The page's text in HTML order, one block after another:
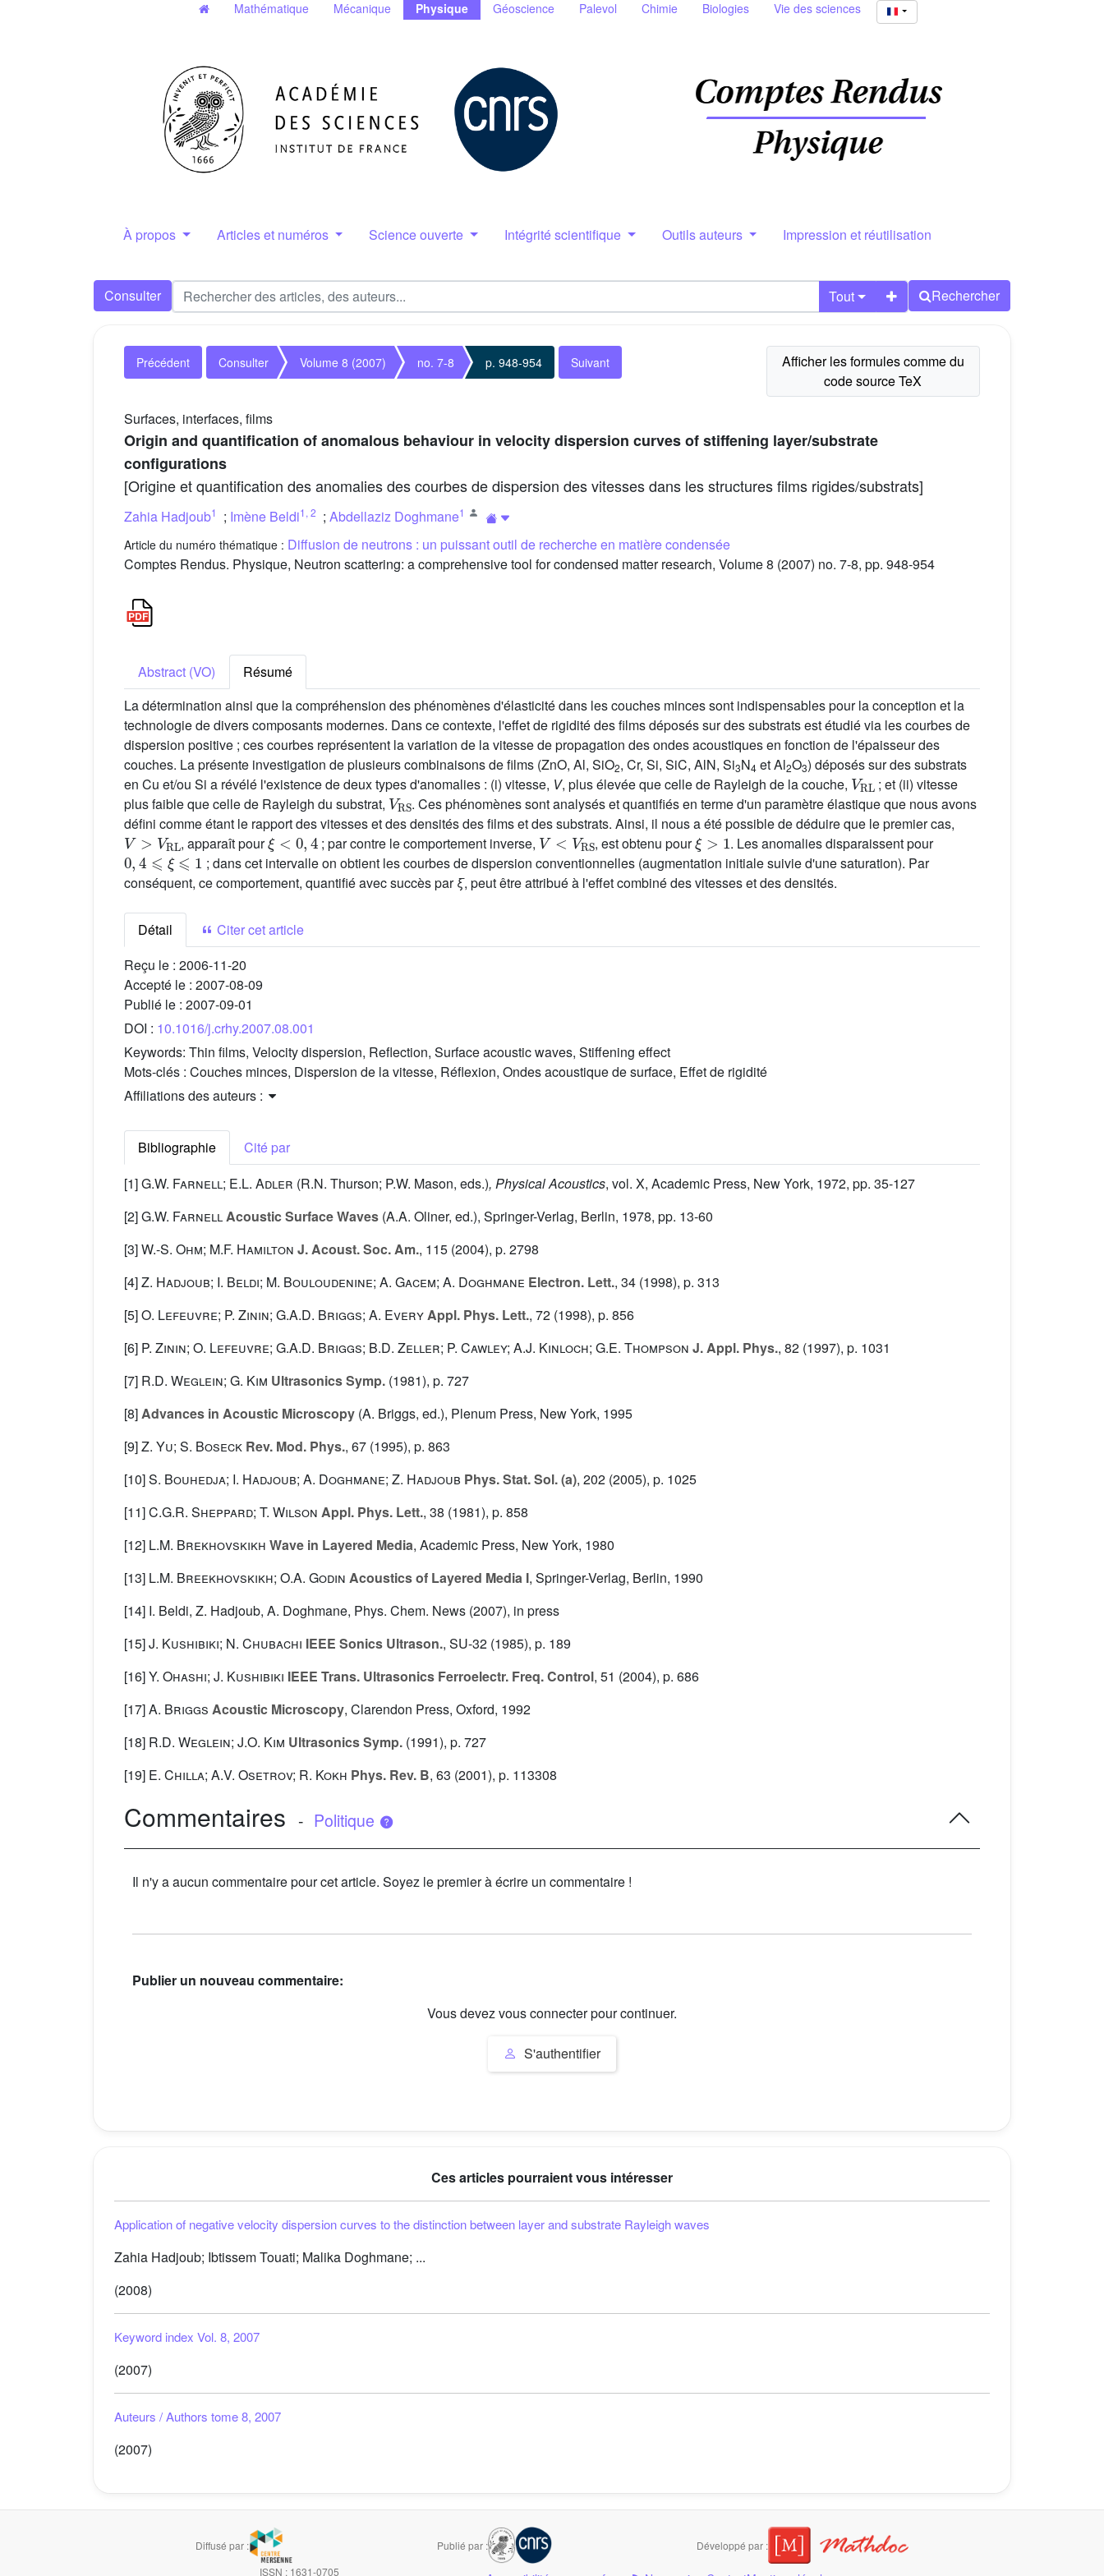
Mathématique Mécanique Physique Géoscience Palevol Chimie Biologies Vie des sciences
À propos Articles et numéros Science ouverte Intégrité scientifique Outils auteurs Impression et réutilisation
Consulter Tout Rechercher
Précédent Consulter Volume 8 (2007) no. 7-8 p. 948-954 Suivant
Surfaces, interfaces, films
Origin and quantification of anomalous behaviour in velocity dispersion curves of stiffening layer/substrate
configurations
[Origine et quantification des anomalies des courbes de dispersion des vitesses dans les structures films rigides/substrats]
Zahia Hadjoub1 ; Imène Beldi1 , 2 ; Abdellaziz Doghmane1
Article du numéro thématique : Diffusion de neutrons : un puissant outil de recherche en matière condensée
Comptes Rendus. Physique, Neutron scattering: a comprehensive tool for condensed matter research, Volume 8 (2007) no. 7-8, pp. 948-954
Abstract (VO)
Résumé
La détermination ainsi que la compréhension des phénomènes d'élasticité dans les couches minces sont indispensables pour la conception et la
technologie de divers composants modernes. Dans ce contexte, l'effet de rigidité des films déposés sur des substrats est étudié via les courbes de
dispersion positive ; ces courbes représentent la variation de la vitesse de propagation des ondes acoustiques en fonction de l'épaisseur des
couches. La présente investigation de plusieurs combinaisons de films (ZnO, Al, SiO2, Cr, Si, SiC, AlN, Si3N4 et Al2O3) déposés sur des substrats
en Cu et/ou Si a révélé l'existence de deux types d'anomalies : (i) vitesse, V, plus élevée que celle de Rayleigh de la couche,
VRL
; et (ii) vitesse
plus faible que celle de Rayleigh du substrat,
VRS
. Ces phénomènes sont analysés et quantifiés en terme d'un paramètre élastique que nous avons
défini comme étant le rapport des vitesses et des densités des films et des substrats. Ainsi, il nous a été possible de déduire que le premier cas,
V>VRL
, apparaît pour
ξ<0,4
; par contre le comportement inverse,
V<VRS
, est obtenu pour
ξ>1
. Les anomalies disparaissent pour
0 4⩽ ξ⩽1
; dans cet intervalle on obtient les courbes de dispersion conventionnelles (augmentation initiale suivie d'une saturation). Par
conséquent, ce comportement, quantifié avec succès parξ, peut être attribué à l'effet combiné des vitesses et des densités.
Détail
Citer cet article
Reçu le : 2006-11-20
Accepté le : 2007-08-09
Publié le : 2007-09-01
DOI : 10.1016/j.crhy.2007.08.001
Keywords: Thin films, Velocity dispersion, Reflection, Surface acoustic waves, Stiffening effect
Mots-clés : Couches minces, Dispersion de la vitesse, Réflexion, Ondes acoustique de surface, Effet de rigidité
Affiliations des auteurs :
Bibliographie
Cité par
[1]G.W. Farnell; E.L. Adler (R.N. Thurson; P.W. Mason, eds.), Physical Acoustics, vol. X, Academic Press, New York, 1972, pp. 35-127
[2]G.W. FarnellAcoustic Surface Waves (A.A. Oliner, ed.), Springer-Verlag, Berlin, 1978, pp. 13-60
[3]W.-S. Ohm; M.F. Hamilton J. Acoust. Soc. Am., 115 (2004), p. 2798
[4]Z. Hadjoub; I. Beldi; M. Bouloudenine; A. Gacem; A. Doghmane Electron. Lett., 34 (1998), p. 313
[5]O. Lefeuvre; P. Zinin; G.A.D. Briggs; A. EveryAppl. Phys. Lett., 72 (1998), p. 856
[6] P. Zinin; O. Lefeuvre; G.A.D. Briggs; B.D. Zeller; P. Cawley; A.J. Kinloch; G.E. Thompson J. Appl. Phys., 82 (1997), p. 1031
[7] R.D. Weglein; G. Kim Ultrasonics Symp. (1981), p. 727
[8]Advances in Acoustic Microscopy (A. Briggs, ed.), Plenum Press, New York, 1995
[9]Z. Yu; S. Boseck Rev. Mod. Phys., 67 (1995), p. 863
[10]S. Bouhedja; I. Hadjoub; A. Doghmane; Z. Hadjoub Phys. Stat. Sol. (a), 202 (2005), p. 1025
[11]C.G.R. Sheppard; T. Wilson Appl. Phys. Lett., 38 (1981), p. 858
[12] L.M. Brekhovskikh Wave in Layered Media, Academic Press, New York, 1980
[13] L.M. Breekhovskikh; O.A. Godin Acoustics of Layered Media I, Springer-Verlag, Berlin, 1990
[14] I. Beldi, Z. Hadjoub, A. Doghmane, Phys. Chem. News (2007), in press
[15]J. Kushibiki; N. Chubachi IEEE Sonics Ultrason., SU-32 (1985), p. 189
[16]Y. Ohashi; J. Kushibiki IEEE Trans. Ultrasonics Ferroelectr. Freq. Control, 51 (2004), p. 686
[17]A. Briggs Acoustic Microscopy, Clarendon Press, Oxford, 1992
[18] R.D. Weglein; J.O. Kim Ultrasonics Symp. (1991), p. 727
[19] E. Chilla; A.V. Osetrov; R. Kokh Phys. Rev. B, 63 (2001), p. 113308
Commentaires - Politique
Il n'y a aucun commentaire pour cet article. Soyez le premier à écrire un commentaire !
Publier un nouveau commentaire:
Vous devez vous connecter pour continuer.
S'authentifier
Ces articles pourraient vous intéresser
Application of negative velocity dispersion curves to the distinction between layer and substrate Rayleigh waves
Zahia Hadjoub; Ibtissem Touati; Malika Doghmane; ...
(2008)
Keyword index Vol. 8, 2007
(2007)
Auteurs / Authors tome 8, 2007
(2007)
Diffusé par : Publié par :
Développé par :
ISSN : 1631-0705